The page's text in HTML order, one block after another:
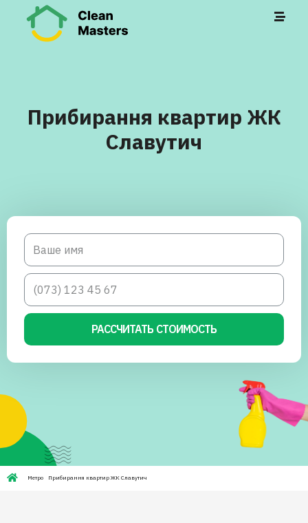
Прибирання квартир ЖК
Славутич
РАССЧИТАТЬ СТОИМОСТЬ
Метро Прибирання квартир ЖК Славутич